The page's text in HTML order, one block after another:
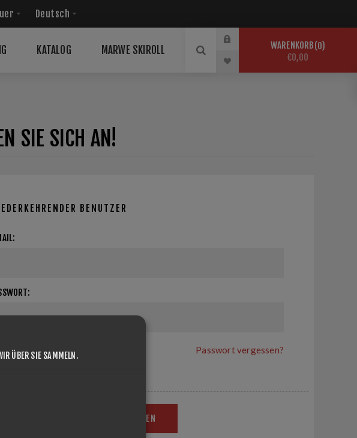
KATALOG MARWE SKIROLL WARENKORB 0
€0,00
SIE SICH AN!
BENUTZER
Angemeldet bleiben? Passwort vergessen?
ANMELDEN
ÜBER SIE SAMMELN.